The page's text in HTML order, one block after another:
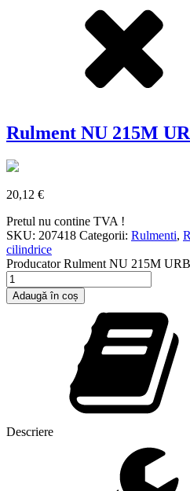
Rulment NU 215M
20,12 €
Pretul nu contine TVA !
SKU: 207418 Categorii: Rulmenti,
cilindrice
ProducatorRulment NU 215M URB
Cantitate
Rulment
NU
Adaugă în coș
Descriere